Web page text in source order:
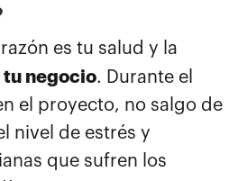
es tu salud y la
negocio. Durante el
el proyecto, no salgo de
nivel de estrés y
que sufren los